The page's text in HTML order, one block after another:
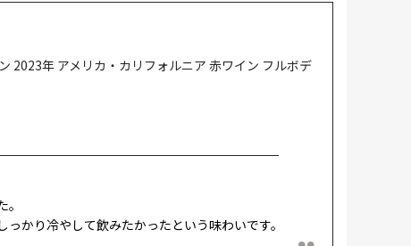
2023年 アメリカ・カリフォルニア 赤ワイン フルボデ
かり冷やして飲みたかったという味わいです。